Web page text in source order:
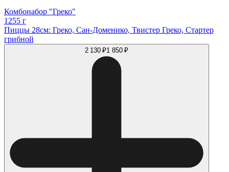
Комбонабор "Греко"
1255 г
Пиццы 28см: Греко, Сан-Доменико, Твистер Греко, Стартер
грибной
2 130 ₽1 850 ₽